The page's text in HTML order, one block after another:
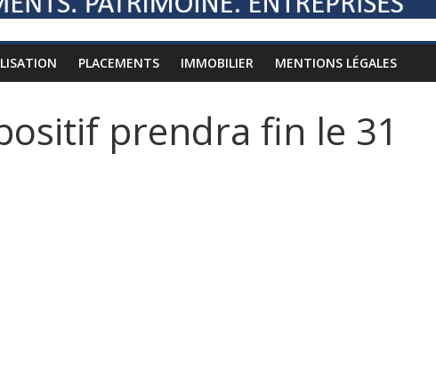
PLACEMENTS IMMOBILIER MENTIONS LÉGALES
prendra fin le 31